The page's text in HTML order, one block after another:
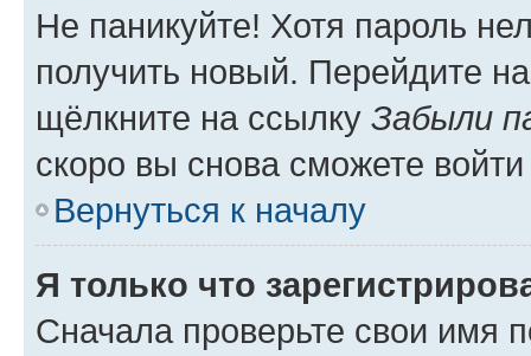
Не паникуйте! Хотя пароль
получить новый. Перейдите
щёлкните на ссылку Забыли
скоро вы снова сможете
Вернуться к началу
Я только что
Сначала проверьте свои имя